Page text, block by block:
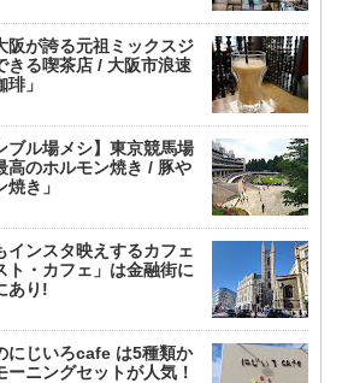
阪が誇る元祖ミックスジ
きる喫茶店 / 大阪市浪速
」
ブル場メシ】東京競馬場
高のホルモン焼き / 豚や
き」
インスタ映えするカフェ
ト・カフェ」は金融街に
あり!
にじいろcafe は5種類か
ーニングセットが人気！